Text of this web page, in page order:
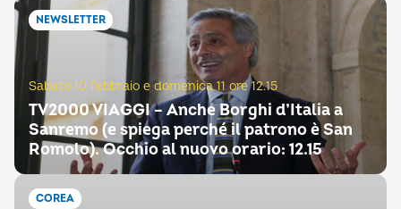
NEWSLETTER
Sabato 10 febbraio e domenica 11 ore 12.15
TV2000 VIAGGI – Anche Borghi d’Italia a
Sanremo (e spiega perché il patrono è San
Romolo). Occhio al nuovo orario: 12.15
COREA